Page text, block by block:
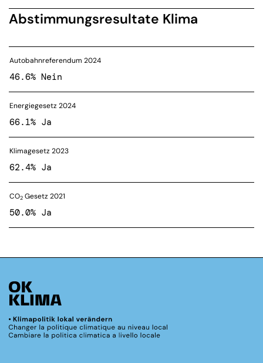
Abstimmungsresultate Klima
Autobahnreferendum 2024
46.6% Nein
Energiegesetz 2024
66.1% Ja
Klimagesetz 2023
62.4% Ja
CO2 Gesetz 2021
50.0% Ja